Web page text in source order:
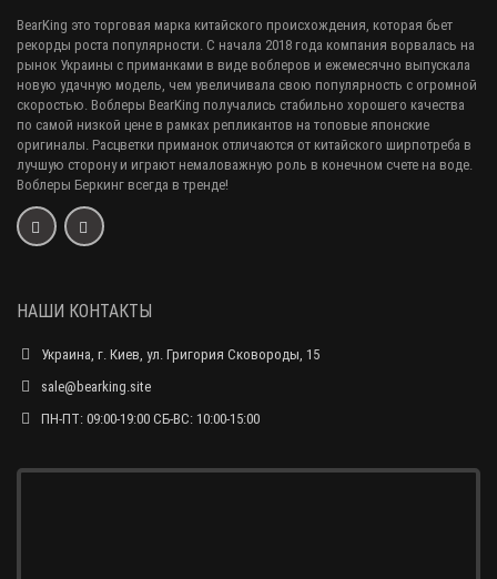
BearKing это торговая марка китайского происхождения, которая бьет
рекорды роста популярности. С начала 2018 года компания ворвалась на
рынок Украины с приманками в виде воблеров и ежемесячно выпускала
новую удачную модель, чем увеличивала свою популярность с огромной
скоростью. Воблеры BearKing получались стабильно хорошего качества
по самой низкой цене в рамках репликантов на топовые японские
оригиналы. Расцветки приманок отличаются от китайского ширпотреба в
лучшую сторону и играют немаловажную роль в конечном счете на воде.
Воблеры Беркинг всегда в тренде!
НАШИ КОНТАКТЫ
Украина, г. Киев, ул. Григория Сковороды, 15
sale@bearking.site
ПН-ПТ: 09:00-19:00 СБ-ВС: 10:00-15:00